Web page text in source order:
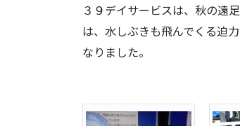
３９デイサービスは、秋の遠
は、水しぶきも飛んでくる迫
なりました。